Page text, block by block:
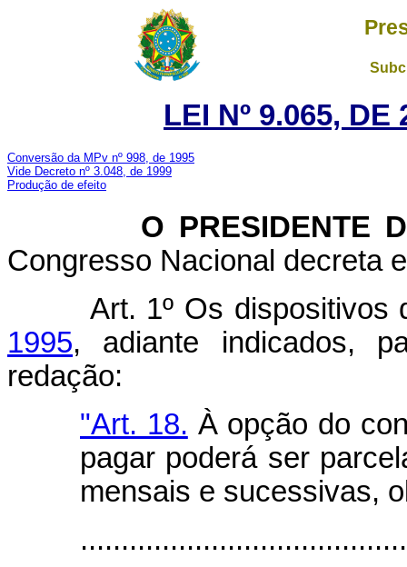
LEI Nº 9.065, DE
Conversão da MPv nº 998, de 1995
Vide Decreto nº 3.048, de 1999
Produção de efeito
O PRESIDENTE DA
Congresso Nacional decreta
Art. 1º Os dispositivos
1995, adiante indicados,
redação:
"Art. 18. À opção do
pagar poderá ser
mensais e sucessivas,